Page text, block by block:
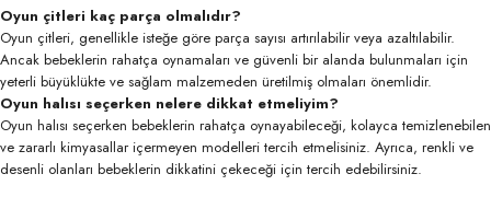
Oyun çitleri kaç parça olmalıdır?
Oyun çitleri, genellikle isteğe göre parça sayısı artırılabilir veya azaltılabilir.
Ancak bebeklerin rahatça oynamaları ve güvenli bir alanda bulunmaları için
yeterli büyüklükte ve sağlam malzemeden üretilmiş olmaları önemlidir.
Oyun halısı seçerken nelere dikkat etmeliyim?
Oyun halısı seçerken bebeklerin rahatça oynayabileceği, kolayca temizlenebilen
ve zararlı kimyasallar içermeyen modelleri tercih etmelisiniz. Ayrıca, renkli ve
desenli olanları bebeklerin dikkatini çekeceği için tercih edebilirsiniz.